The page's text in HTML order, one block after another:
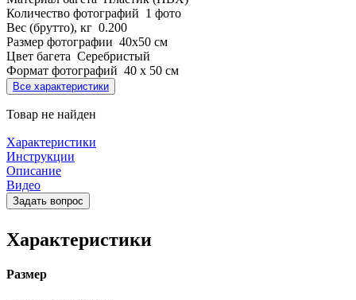
Количество фотографий 1 фото
Вес (брутто), кг 0.200
Размер фотографии 40х50 см
Цвет багета Серебристый
Формат фотографий 40 х 50 см
Все характеристики
Товар не найден
Характеристики
Инструкции
Описание
Видео
Задать вопрос
Характеристики
Размер